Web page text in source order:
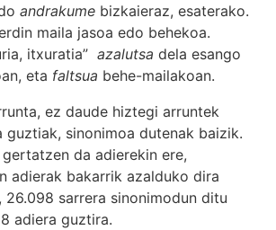
andrakume bizkaieraz, esaterako.
maila jasoa edo behekoa.
itxuratia” azalutsa dela esango
eta faltsua behe-mailakoan.
ez daude hiztegi arruntek
guztiak, sinonimoa dutenak baizik.
da adierekin ere,
adierak bakarrik azalduko dira
26.098 sarrera sinonimodun ditu
adiera guztira.